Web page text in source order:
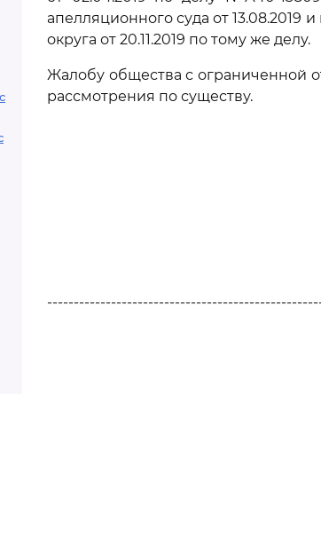
апелляционного суда от 13.08.2019
округа от 20.11.2019 по тому же делу.
Жалобу общества с ограниченной
рассмотрения по существу.